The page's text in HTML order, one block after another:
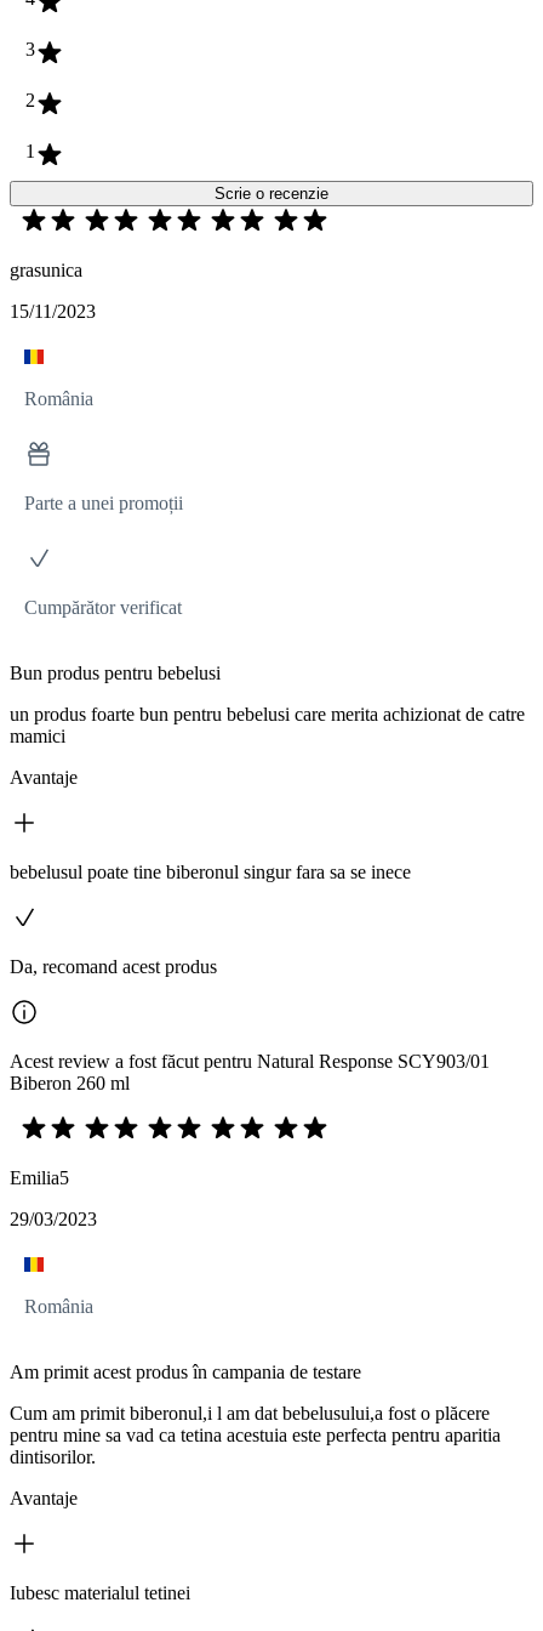
3
2
1
Scrie o recenzie
grasunica
15/11/2023
România
Parte a unei promoții
Cumpărător verificat
Bun produs pentru bebelusi
un produs foarte bun pentru bebelusi care merita achizionat de catre
mamici
Avantaje
bebelusul poate tine biberonul singur fara sa se inece
Da, recomand acest produs
Acest review a fost făcut pentru Natural Response SCY903/01
Biberon 260 ml
Emilia5
29/03/2023
România
Am primit acest produs în campania de testare
Cum am primit biberonul,i l am dat bebelusului,a fost o plăcere
pentru mine sa vad ca tetina acestuia este perfecta pentru aparitia
dintisorilor.
Avantaje
Iubesc materialul tetinei